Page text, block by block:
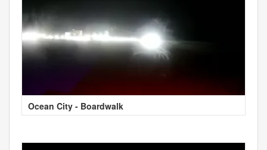
Ocean City - Boardwalk